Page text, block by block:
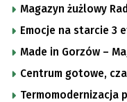
Magazyn żużlowy
Emocje na starcie 3
Made in
Centrum gotowe,
Termomodernizacja